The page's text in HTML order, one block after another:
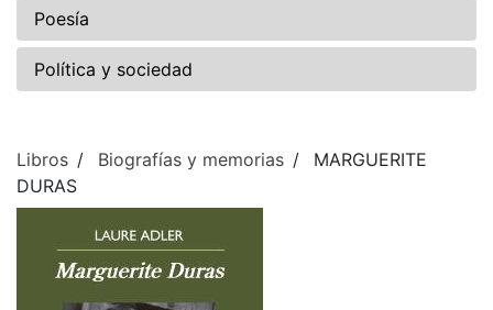
Poesía
Política y sociedad
Libros Biografías y memorias
MARGUERITE
DURAS